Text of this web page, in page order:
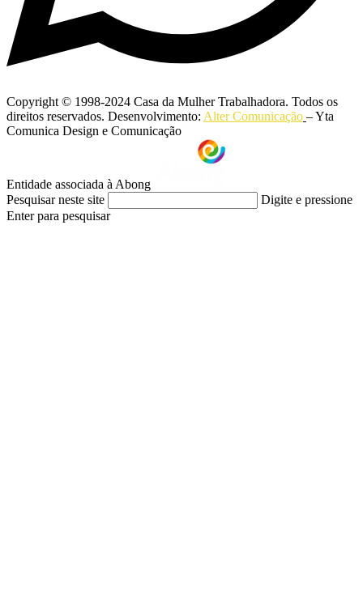
Copyright © 1998-2024 Casa da Mulher Trabalhadora. Todos os
direitos reservados. Desenvolvimento: Alter Comunicação – Yta
Comunica Design e Comunicação
Entidade associada à Abong
Pesquisar neste site
Digite e pressione
Enter para pesquisar